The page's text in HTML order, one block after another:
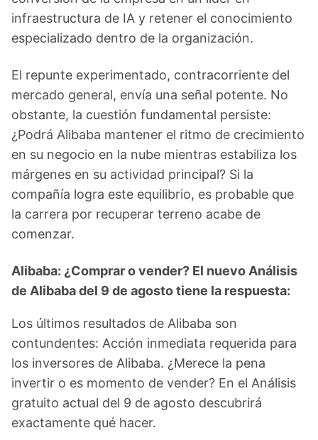
infraestructura de IA y retener el conocimiento
especializado dentro de la organización.
El repunte experimentado, contracorriente del
mercado general, envía una señal potente. No
obstante, la cuestión fundamental persiste:
¿Podrá Alibaba mantener el ritmo de crecimiento
en su negocio en la nube mientras estabiliza los
márgenes en su actividad principal? Si la
compañía logra este equilibrio, es probable que
la carrera por recuperar terreno acabe de
comenzar.
Alibaba: ¿Comprar o vender? El nuevo Análisis
de Alibaba del 9 de agosto tiene la respuesta:
Los últimos resultados de Alibaba son
contundentes: Acción inmediata requerida para
los inversores de Alibaba. ¿Merece la pena
invertir o es momento de vender? En el Análisis
gratuito actual del 9 de agosto descubrirá
exactamente qué hacer.